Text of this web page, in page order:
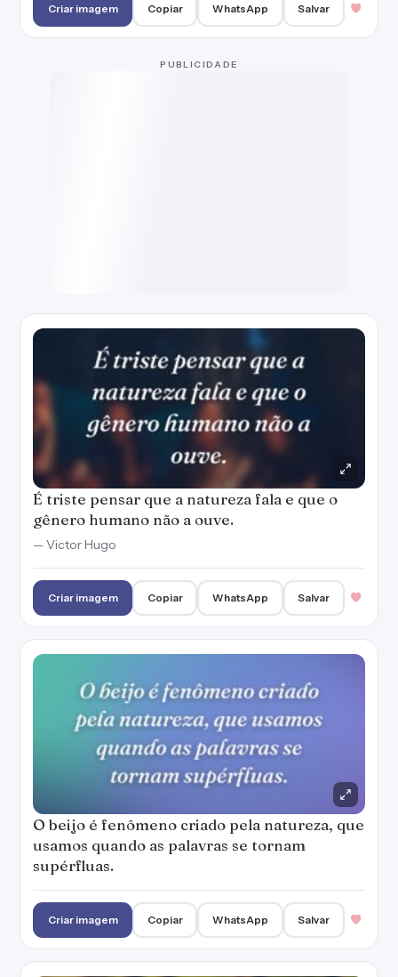
Criar imagem Copiar WhatsApp Salvar
PUBLICIDADE
É triste pensar que a natureza fala e que o
gênero humano não a ouve.
— Victor Hugo
Criar imagem Copiar WhatsApp Salvar
O beijo é fenômeno criado pela natureza, que
usamos quando as palavras se tornam
supérfluas.
Criar imagem Copiar WhatsApp Salvar